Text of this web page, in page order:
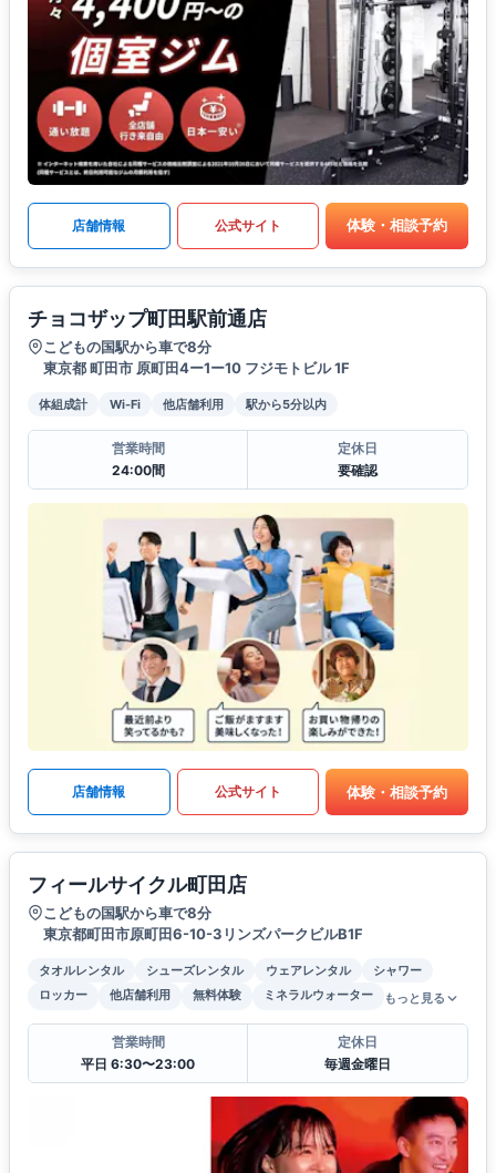
店舗情報 公式サイト 体験・相談予約
チョコザップ町田駅前通店
こどもの国駅から車で8分
東京都 町田市 原町田4ー1ー10 フジモトビル 1F
体組成計 Wi-Fi 他店舗利用 駅から5分以内
営業時間
24:00間
定休日
要確認
店舗情報 公式サイト 体験・相談予約
フィールサイクル町田店
こどもの国駅から車で8分
東京都町田市原町田6-10-3リンズパークビルB1F
タオルレンタル シューズレンタル ウェアレンタル
シャワー
ロッカー
他店舗利用 無料体験 ミネラルウォーター もっと見る
営業時間
平日 6:30〜23:00
定休日
毎週金曜日